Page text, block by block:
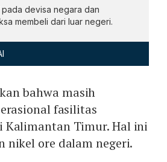
devisa negara dan
membeli dari luar negeri.
bahwa masih
fasilitas
Kalimantan Timur. Hal ini
nikel ore dalam negeri.